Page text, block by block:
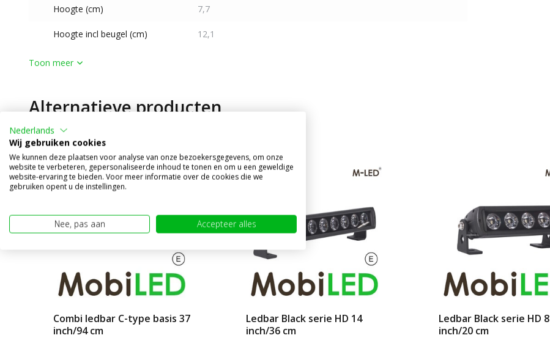
Hoogte (cm) 7,7
Hoogte incl beugel (cm) 12,1
Toon meer
Alternatieve producten
Combi ledbar C-type basis 37
inch/94 cm
Ledbar Black serie HD 14
inch/36 cm
Ledbar Black serie HD 8
inch/20 cm
Nederlands
Wij gebruiken cookies
We kunnen deze plaatsen voor analyse van onze bezoekersgegevens, om onze
website te verbeteren, gepersonaliseerde inhoud te tonen en om u een geweldige
website-ervaring te bieden. Voor meer informatie over de cookies die we
gebruiken opent u de instellingen.
Nee, pas aan Accepteer alles